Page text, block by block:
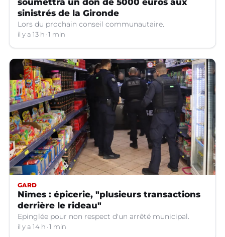
soumettra un don de 5000 euros aux
sinistrés de la Gironde
Lors du prochain conseil communautaire.
il y a 13 h 1 min
GARD
Nîmes : épicerie, "plusieurs transactions
derrière le rideau"
Epinglée pour non respect d'un arrêté municipal.
il y a 14 h 1 min